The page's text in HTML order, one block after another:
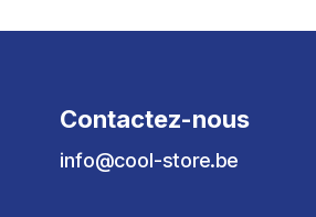
Contactez-nous
info@cool-store.be